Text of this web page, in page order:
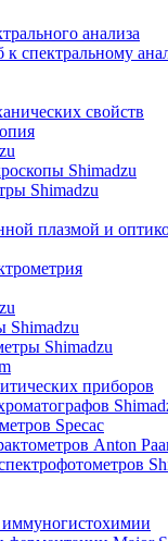
анализа
спектральному
свойств
Shimadzu
Shimadzu
плазмой и
Shimadzu
Shimadzu
приборов
Specac
Anton